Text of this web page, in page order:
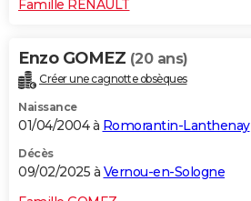
Famille RENAULT
Enzo GOMEZ (20 ans)
Créer une cagnotte obsèques
Naissance
01/04/2004 à Romorantin-Lanthenay
Décès
09/02/2025 à Vernou-en-Sologne